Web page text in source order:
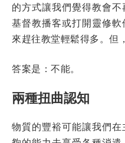
的方式讓我們覺得教會
基督教播客或打開靈修
來趕往教堂輕鬆得多。但
答案是：不能。
兩種扭曲認知
物質的豐裕可能讓我們